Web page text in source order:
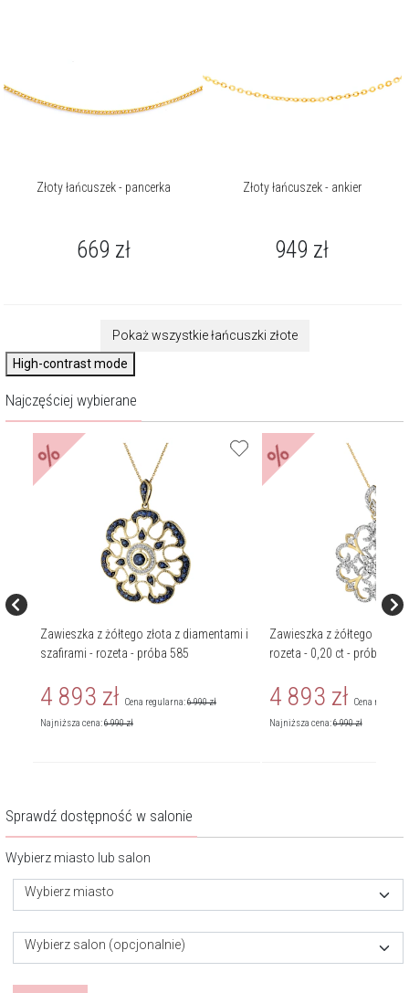
Złoty łańcuszek - pancerka
669 zł
Złoty łańcuszek - ankier
949 zł
Pokaż wszystkie łańcuszki złote
High-contrast mode
Najczęściej wybierane
%
Zawieszka z żółtego złota z diamentami i
szafirami - rozeta - próba 585
4 893 zł Cena regularna:6 990zł
Najniższa cena:6 990zł
%
Zawieszka z żółtego złota
rozeta - 0,20 ct - próba 585
4 893 zł Cena
Najniższa cena:6 990zł
Sprawdź dostępność w salonie
Wybierz miasto lub salon
Wybierz miasto
Wybierz salon (opcjonalnie)